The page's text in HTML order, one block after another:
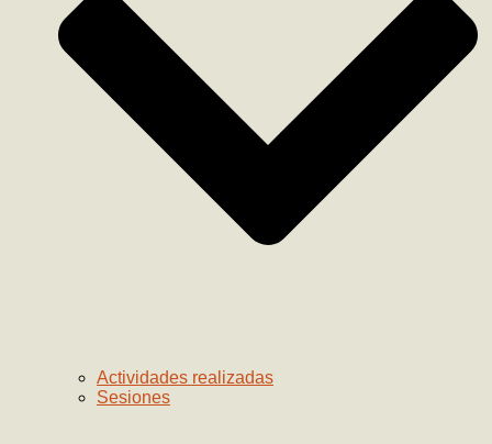
Actividades realizadas
Sesiones